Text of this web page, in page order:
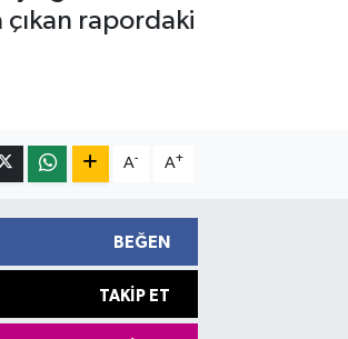
rapordaki
A- A+
BEĞEN
TAKIP ET